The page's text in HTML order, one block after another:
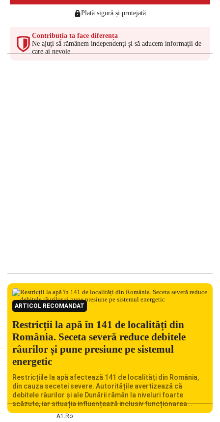
Plată sigură și protejată
Contribuția ta face diferența
Ne ajuți să rămânem independenți și să aducem informații de
care ai nevoie
ARTICOL RECOMANDAT
Restricții la apă în 141 de localități din
România. Seceta severă reduce debitele
râurilor și pune presiune pe sistemul
energetic
Restricțiile la apă afectează 141 de localități din România,
din cauza secetei severe. Autoritățile avertizează că
debitele râurilor și ale Dunării rămân la niveluri foarte
scăzute, iar situația influențează inclusiv funcționarea
Centralei Nucleare de la Cernavodă. România se confruntă
A1.ro